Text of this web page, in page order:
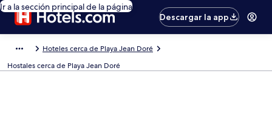
Ir a la sección principal de la página
Descargar la app
Hoteles cerca de Playa Jean Doré
Hostales cerca de Playa Jean Doré